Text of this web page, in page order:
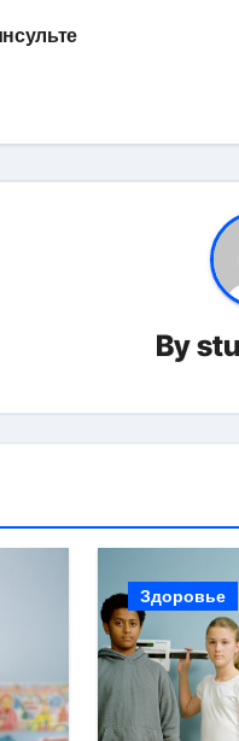
By
Здоровье